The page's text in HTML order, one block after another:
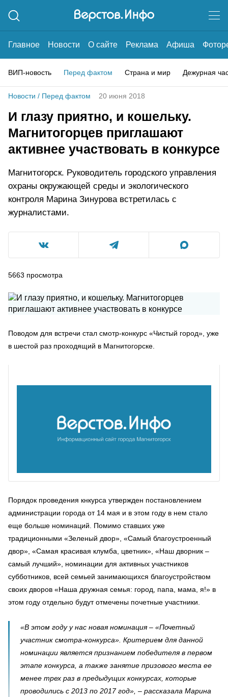
Главное Новости О сайте Реклама Афиша
ВИП-новость Перед фактом Страна и мир Дежурная
Новости / Перед фактом 20 июня 2018
И глазу приятно, и кошельку.
Магнитогорцев приглашают
активнее участвовать в конкурсе
Магнитогорск. Руководитель городского управления
охраны окружающей среды и экологического
контроля Марина Зинурова встретилась с
журналистами.
5663 просмотра
Поводом для встречи стал смотр-конкурс «Чистый город», уже
в шестой раз проходящий в Магнитогорске.
Порядок проведения кнкурса утвержден постановлением
администрации города от 14 мая и в этом году в нем стало
еще больше номинаций. Помимо ставших уже
традиционными «Зеленый двор», «Самый благоустроенный
двор», «Самая красивая клумба, цветник», «Наш дворник –
самый лучший», номинации для активных участников
субботников, всей семьей занимающихся благоустройством
своих дворов «Наша дружная семья: город, папа, мама, я!» в
этом году отдельно будут отмечены почетные участники.
«В этом году у нас новая номинация – «Почетный
участник смотра-конкурса». Критерием для данной
номинации является признанием победителя в первом
этапе конкурса, а также занятие призового места ее
менее трех раз в предыдущих конкурсах, которые
проводились с 2013 по 2017 год», – рассказала Марина